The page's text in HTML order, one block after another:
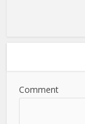
Comment